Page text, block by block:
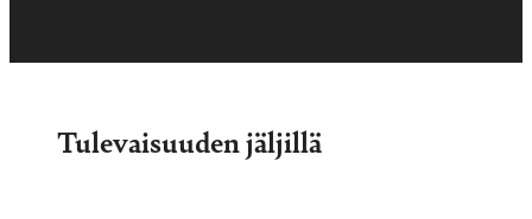
Tulevaisuuden jäljillä